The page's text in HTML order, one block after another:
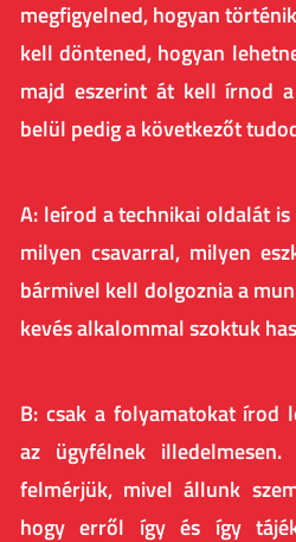
megfigyelned, hogyan
kell döntened, hogyan
majd eszerint át kell írnod
belül pedig a következőt
A: leírod a technikai oldalát
milyen csavarral, milyen
bármivel kell dolgoznia a
kevés alkalommal szoktuk
B: csak a folyamatokat írod
az ügyfélnek
felmérjük, mivel állunk
hogy erről így és így